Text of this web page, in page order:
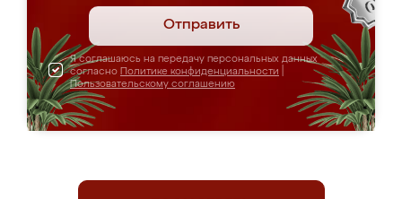
Отправить
Я соглашаюсь на передачу персональных данных
согласно Политике конфиденциальности
Пользовательскому соглашению